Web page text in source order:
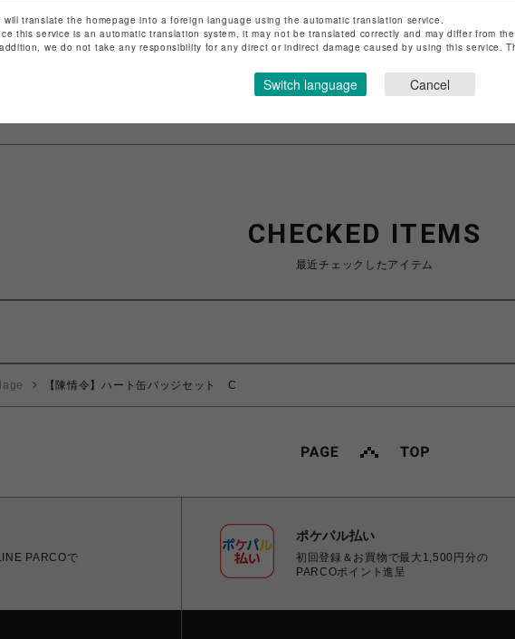
店舗名
池袋PARCO
特定商取引法など法令に基づく表記はこちら
ショップお問い合わせはこちら
CHECKED ITEMS
最近チェックしたアイテム
【陳情令】ハート缶バッジセット C
PARCOで
ポケパル払い
初回登録＆お買物で最大1,500円分の
PARCOポイント進呈
will translate the homepage into a foreign language using the automatic translation service.
this service is an automatic translation system, it may not be translated correctly and may differ from
we do not take any responsibility for any direct or indirect damage caused by using this service.
Switch language Cancel